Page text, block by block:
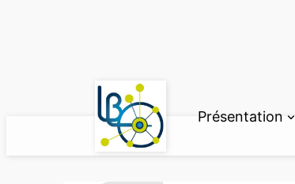
Présentation